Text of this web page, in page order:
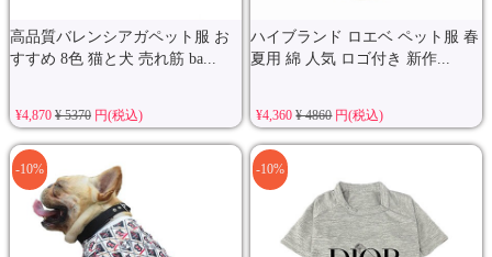
高品質バレンシアガペット服 お
すすめ 8色 猫と犬 売れ筋 ba...
¥4,870 ¥ 5370円(税込)
ハイブランド ロエベ ペット服 春
夏用 綿 人気 ロゴ付き 新作...
¥4,360¥ 4860円(税込)
-10% -10%